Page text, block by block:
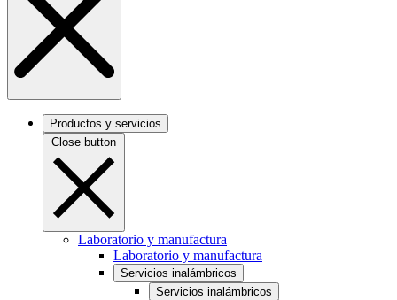
Productos y servicios
Close button
Laboratorio y manufactura
Laboratorio y manufactura
Servicios inalámbricos
Servicios inalámbricos